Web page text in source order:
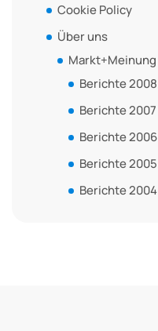
Cookie Policy
Über uns
Markt+Meinung
Berichte 2008
Berichte 2007
Berichte 2006
Berichte 2005
Berichte 2004